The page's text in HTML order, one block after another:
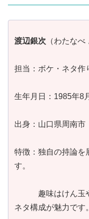
渡辺銀次 （わたなべ
担当：ボケ・ネタ作
生年月日：1985年8
出身：山口県周南市
特徴：独自の持論を
す。
趣味はけん玉や
ネタ構成が魅力です。